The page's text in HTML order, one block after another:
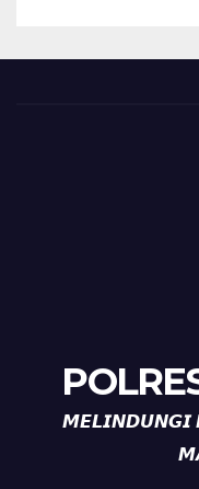
𝙈𝙀𝙇𝙄𝙉𝘿𝙐𝙉𝙂𝙄